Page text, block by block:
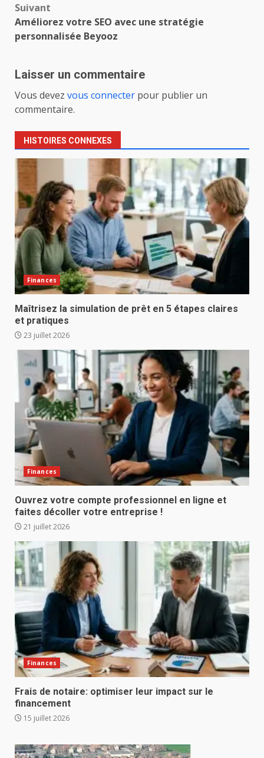
Suivant
Améliorez votre SEO avec une stratégie
personnalisée Beyooz
Laisser un commentaire
Vous devez vous connecter pour publier un
commentaire.
HISTOIRES CONNEXES
Finances
Maîtrisez la simulation de prêt en 5 étapes claires
et pratiques
23 juillet 2026
Finances
Ouvrez votre compte professionnel en ligne et
faites décoller votre entreprise !
21 juillet 2026
Finances
Frais de notaire: optimiser leur impact sur le
financement
15 juillet 2026